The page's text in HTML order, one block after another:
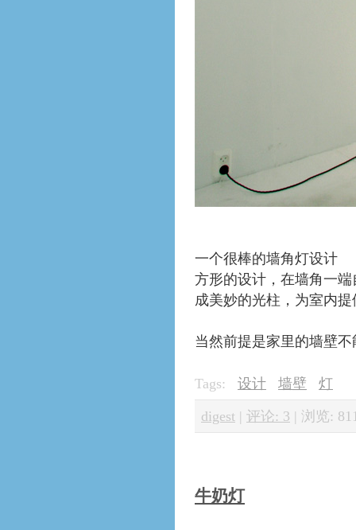
一个很棒的墙角灯设计
方形的设计，在墙角一
成美妙的光柱，为室内
当然前提是家里的墙壁
Tags: 设计 墙壁 灯
digest | 评论: 3 | 浏览:
牛奶灯